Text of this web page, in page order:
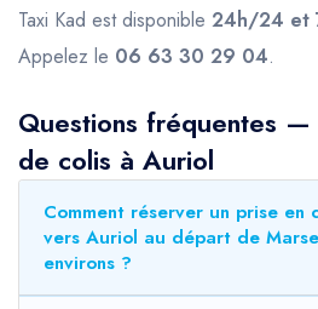
Taxi Kad est disponible 24h/24 et
Appelez le 06 63 30 29 04.
Questions fréquentes —
de colis à Auriol
Comment réserver un prise en
vers Auriol au départ de
environs ?